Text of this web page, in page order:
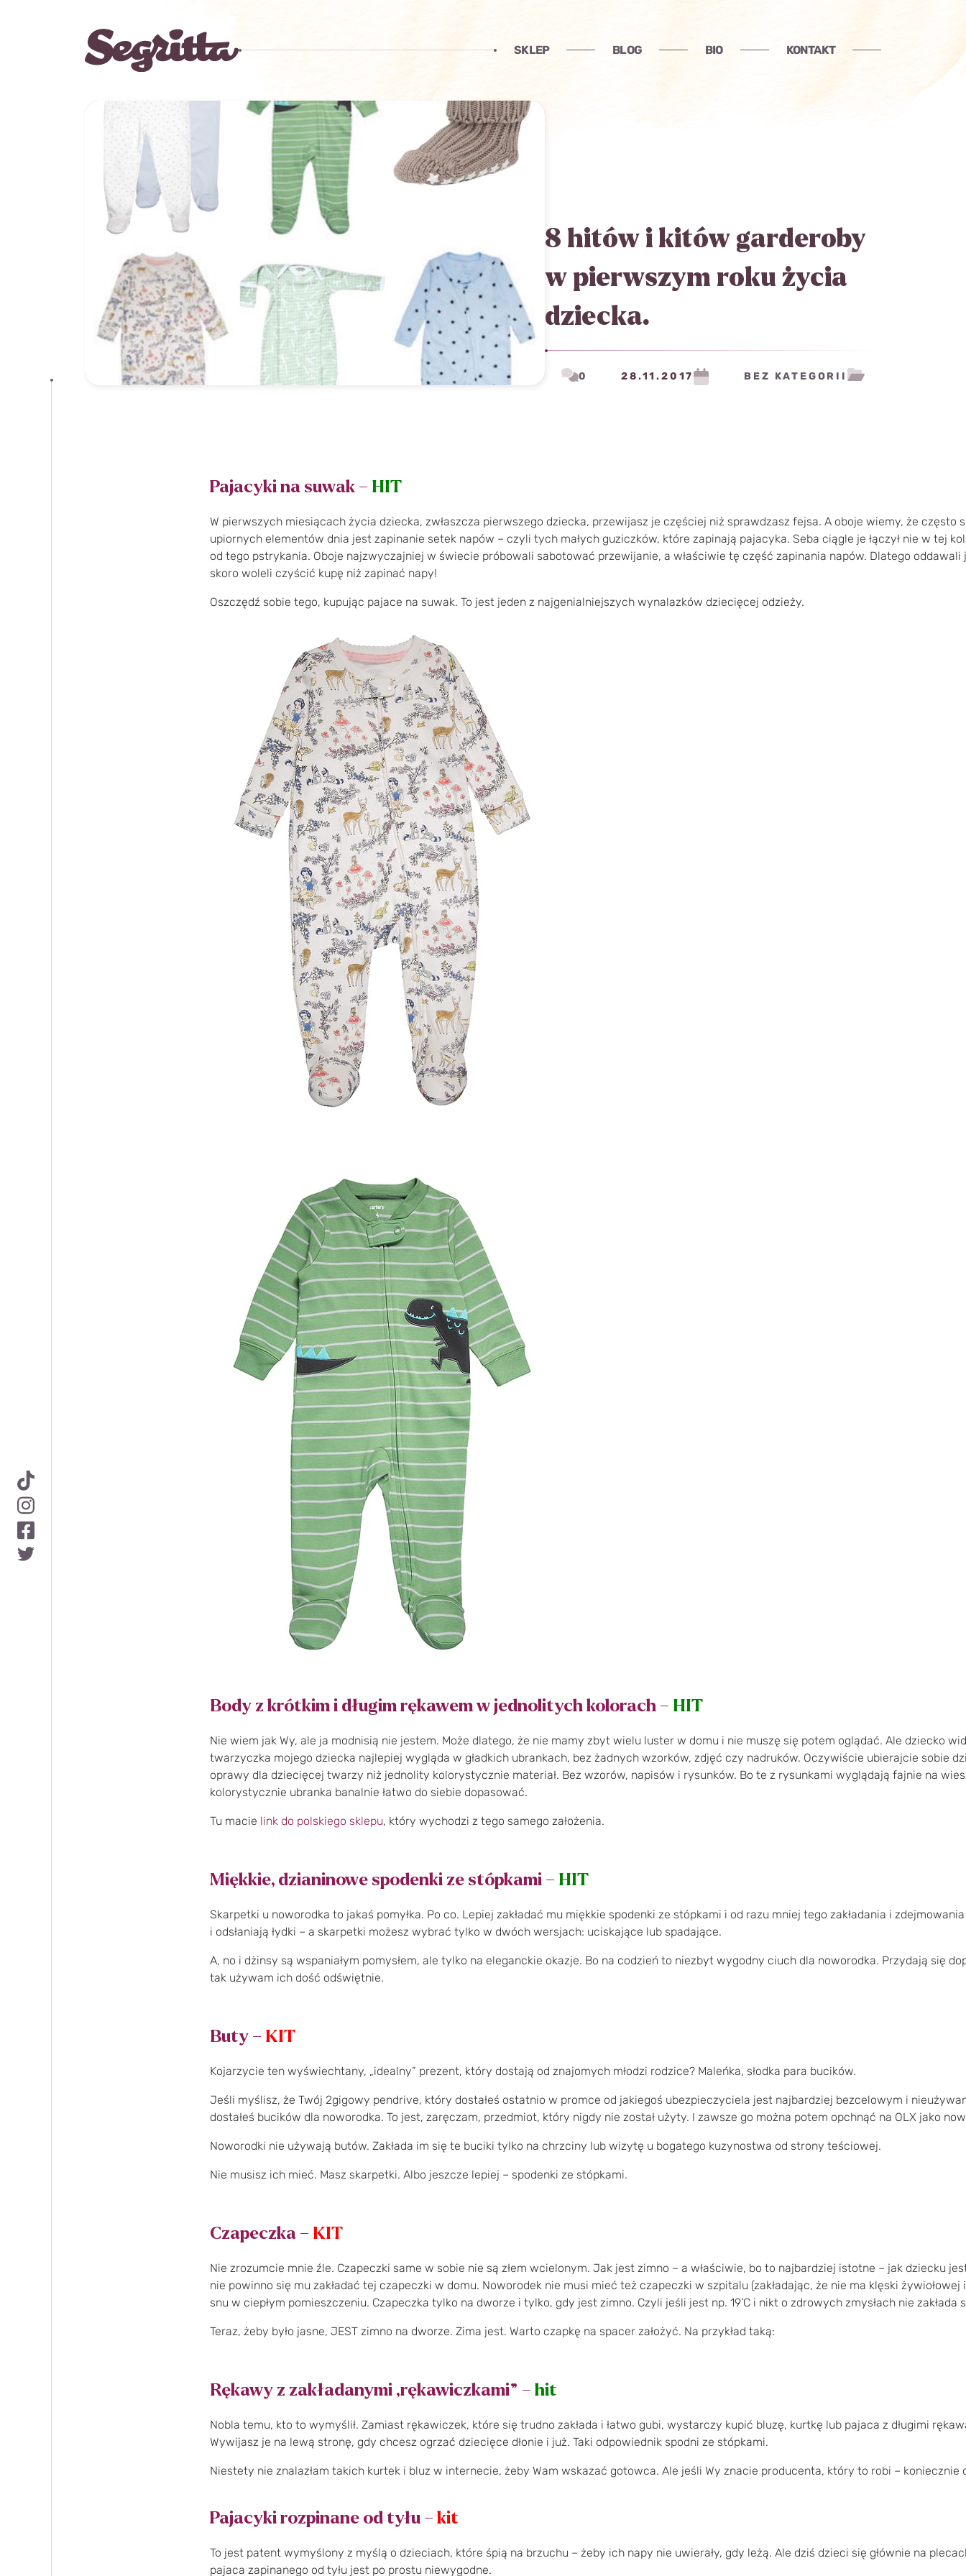
SKLEP BLOG BIO KONTAKT
8 hitów i kitów garderoby
w pierwszym roku życia
dziecka.
0 28.11.2017 BEZ KATEGORII
Pajacyki na suwak – HIT
W pierwszych miesiącach życia dziecka, zwłaszcza pierwszego dziecka, przewijasz je częściej niż sprawdzasz fejsa. A oboje wiemy, że często
upiornych elementów dnia jest zapinanie setek napów – czyli tych małych guziczków, które zapinają pajacyka. Seba ciągle je łączył nie w tej
od tego pstrykania. Oboje najzwyczajniej w świecie próbowali sabotować przewijanie, a właściwie tę część zapinania napów. Dlatego
skoro woleli czyścić kupę niż zapinać napy!
Oszczędź sobie tego, kupując pajace na suwak. To jest jeden z najgenialniejszych wynalazków dziecięcej odzieży.
Body z krótkim i długim rękawem w jednolitych kolorach – HIT
Nie wiem jak Wy, ale ja modnisią nie jestem. Może dlatego, że nie mamy zbyt wielu luster w domu i nie muszę się potem oglądać. Ale dziecko
twarzyczka mojego dziecka najlepiej wygląda w gładkich ubrankach, bez żadnych wzorków, zdjęć czy nadruków. Oczywiście ubierajcie sobie
oprawy dla dziecięcej twarzy niż jednolity kolorystycznie materiał. Bez wzorów, napisów i rysunków. Bo te z rysunkami wyglądają fajnie na
kolorystycznie ubranka banalnie łatwo do siebie dopasować.
Tu macie link do polskiego sklepu, który wychodzi z tego samego założenia.
Miękkie, dzianinowe spodenki ze stópkami – HIT
Skarpetki u noworodka to jakaś pomyłka. Po co. Lepiej zakładać mu miękkie spodenki ze stópkami i od razu mniej tego zakładania i
i odsłaniają łydki – a skarpetki możesz wybrać tylko w dwóch wersjach: uciskające lub spadające.
A, no i dżinsy są wspaniałym pomysłem, ale tylko na eleganckie okazje. Bo na codzień to niezbyt wygodny ciuch dla noworodka. Przydają się
tak używam ich dość odświętnie.
Buty – KIT
Kojarzycie ten wyświechtany, „idealny” prezent, który dostają od znajomych młodzi rodzice? Maleńka, słodka para bucików.
Jeśli myślisz, że Twój 2gigowy pendrive, który dostałeś ostatnio w promce od jakiegoś ubezpieczyciela jest najbardziej bezcelowym i
dostałeś bucików dla noworodka. To jest, zaręczam, przedmiot, który nigdy nie został użyty. I zawsze go można potem opchnąć na OLX jako
Noworodki nie używają butów. Zakłada im się te buciki tylko na chrzciny lub wizytę u bogatego kuzynostwa od strony teściowej.
Nie musisz ich mieć. Masz skarpetki. Albo jeszcze lepiej – spodenki ze stópkami.
Czapeczka – KIT
Nie zrozumcie mnie źle. Czapeczki same w sobie nie są złem wcielonym. Jak jest zimno – a właściwie, bo to najbardziej istotne – jak dziecku
nie powinno się mu zakładać tej czapeczki w domu. Noworodek nie musi mieć też czapeczki w szpitalu (zakładając, że nie ma klęski
snu w ciepłym pomieszczeniu. Czapeczka tylko na dworze i tylko, gdy jest zimno. Czyli jeśli jest np. 19’C i nikt o zdrowych zmysłach nie
Teraz, żeby było jasne, JEST zimno na dworze. Zima jest. Warto czapkę na spacer założyć. Na przykład taką:
Rękawy z zakładanymi „rękawiczkami” – hit
Nobla temu, kto to wymyślił. Zamiast rękawiczek, które się trudno zakłada i łatwo gubi, wystarczy kupić bluzę, kurtkę lub pajaca z długimi
Wywijasz je na lewą stronę, gdy chcesz ogrzać dziecięce dłonie i już. Taki odpowiednik spodni ze stópkami.
Niestety nie znalazłam takich kurtek i bluz w internecie, żeby Wam wskazać gotowca. Ale jeśli Wy znacie producenta, który to robi –
Pajacyki rozpinane od tyłu – kit
To jest patent wymyślony z myślą o dzieciach, które śpią na brzuchu – żeby ich napy nie uwierały, gdy leżą. Ale dziś dzieci się głównie na
pajaca zapinanego od tyłu jest po prostu niewygodne.